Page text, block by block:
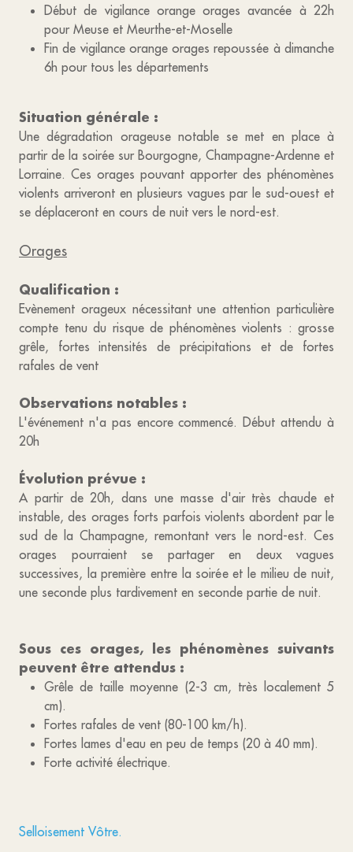
Début de vigilance orange orages avancée à 22h
pour Meuse et Meurthe-et-Moselle
Fin de vigilance orange orages repoussée à dimanche
6h pour tous les départements
Situation générale :
Une dégradation orageuse notable se met en place à
partir de la soirée sur Bourgogne, Champagne-Ardenne et
Lorraine. Ces orages pouvant apporter des phénomènes
violents arriveront en plusieurs vagues par le sud-ouest et
se déplaceront en cours de nuit vers le nord-est.
Orages
Qualification :
Evènement orageux nécessitant une attention particulière
compte tenu du risque de phénomènes violents : grosse
grêle, fortes intensités de précipitations et de fortes
rafales de vent
Observations notables :
L'événement n'a pas encore commencé. Début attendu à
20h
Évolution prévue :
A partir de 20h, dans une masse d'air très chaude et
instable, des orages forts parfois violents abordent par le
sud de la Champagne, remontant vers le nord-est. Ces
orages pourraient se partager en deux vagues
successives, la première entre la soirée et le milieu de nuit,
une seconde plus tardivement en seconde partie de nuit.
Sous ces orages, les phénomènes suivants
peuvent être attendus :
Grêle de taille moyenne (2-3 cm, très localement 5
cm).
Fortes rafales de vent (80-100 km/h).
Fortes lames d'eau en peu de temps (20 à 40 mm).
Forte activité électrique.
Selloisement Vôtre.